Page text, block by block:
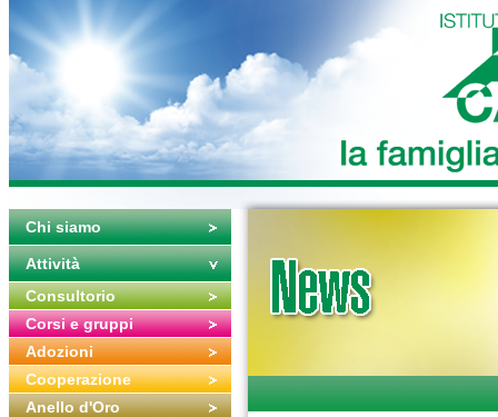
Chi siamo
Attività
Consultorio
Corsi e gruppi
Adozioni
Cooperazione
Anello d'Oro